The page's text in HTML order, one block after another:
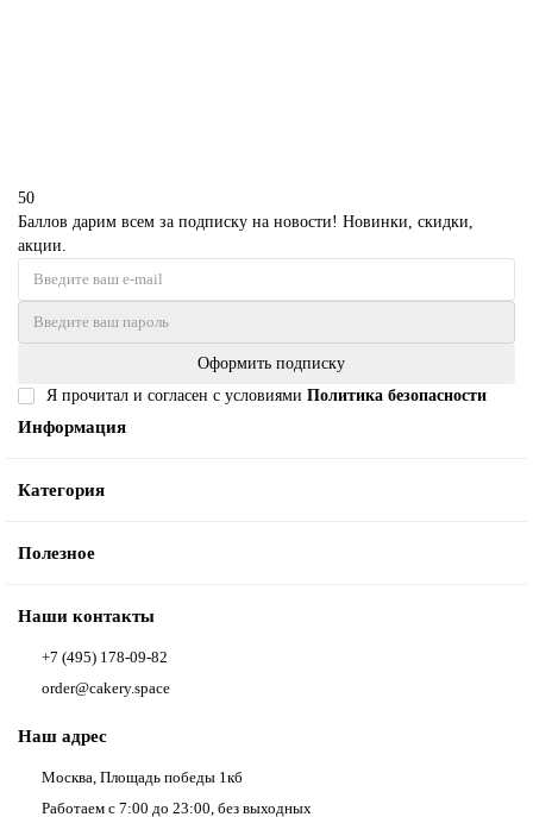
50
Баллов дарим всем за подписку на новости! Новинки, скидки,
акции.
Оформить подписку
Я прочитал и согласен с условиями Политика безопасности
Информация
Категория
Полезное
Наши контакты
+7 (495) 178-09-82
order@cakery.space
Наш адрес
Москва, Площадь победы 1кб
Работаем с 7:00 до 23:00, без выходных